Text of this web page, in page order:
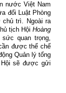
nước Việt Nam
đổi Luật Phòng
chủ trì. Ngoài ra
tịch Hội Hoàng
quan trọng,
được thể chế
Quản lý tổng
sẽ được gửi